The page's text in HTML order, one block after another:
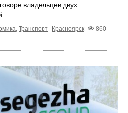
владельцев двух
Транспорт Красноярск
860